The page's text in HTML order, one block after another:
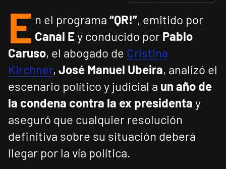
E n el programa “QR!”, emitido por
Canal Ey conducido por Pablo
Caruso, el abogado de Cristina
Kirchner, José Manuel Ubeira, analizó el
escenario político y judicial a un año de
la condena contra la ex presidenta y
aseguró que cualquier resolución
definitiva sobre su situación deberá
llegar por la vía política.